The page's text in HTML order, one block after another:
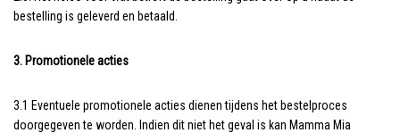
bestelling is geleverd en betaald.
3. Promotionele acties
3.1 Eventuele promotionele acties dienen tijdens het bestelproces
doorgegeven te worden. Indien dit niet het geval is kan Mamma Mia